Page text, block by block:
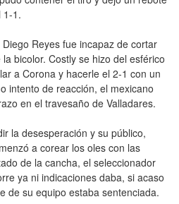
1-1.
Reyes fue incapaz de cortar
bicolor. Costly se hizo del esférico
a Corona y hacerle el 2-1 con un
intento de reacción, el mexicano
en el travesaño de Valladares.
la desesperación y su público,
a corear los oles con las
de la cancha, el seleccionador
ya ni indicaciones daba, si acaso
de su equipo estaba sentenciada.